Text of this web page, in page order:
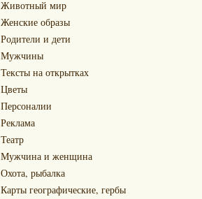
Животный мир
Женские образы
Родители и дети
Мужчины
Тексты на открытках
Цветы
Персоналии
Реклама
Театр
Мужчина и женщина
Охота, рыбалка
Карты географические, гербы